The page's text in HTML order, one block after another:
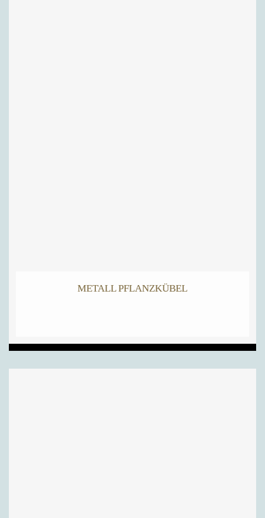
METALL PFLANZKÜBEL